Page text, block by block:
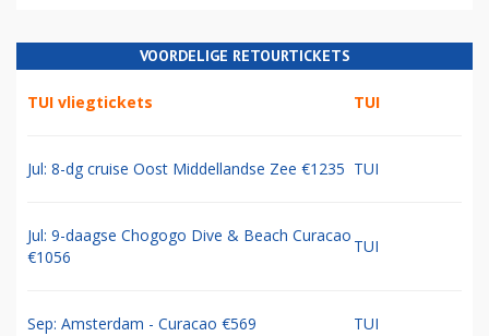
VOORDELIGE RETOURTICKETS
TUI vliegtickets TUI
Jul: 8-dg cruise Oost Middellandse Zee €1235 TUI
Jul: 9-daagse Chogogo Dive & Beach Curacao
€1056
TUI
Sep: Amsterdam - Curacao €569 TUI